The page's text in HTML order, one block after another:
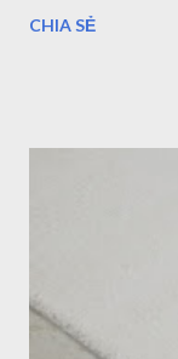
cho khách hàng
CHIA SẺ